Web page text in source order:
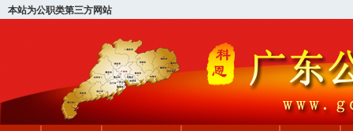
本站为公职类第三方网站